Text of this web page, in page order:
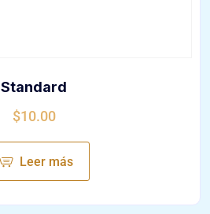
Standard
$10.00
Leer más